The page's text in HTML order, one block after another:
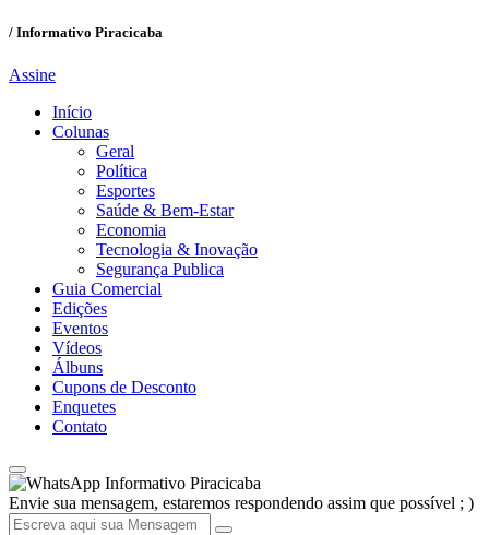
/ Informativo Piracicaba
Assine
Início
Colunas
Geral
Política
Esportes
Saúde & Bem-Estar
Economia
Tecnologia & Inovação
Segurança Publica
Guia Comercial
Edições
Eventos
Vídeos
Álbuns
Cupons de Desconto
Enquetes
Contato
Informativo Piracicaba
Envie sua mensagem, estaremos respondendo assim que possível ; )